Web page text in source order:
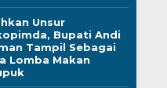
Unsur
Bupati Andi
Tampil Sebagai
Lomba Makan